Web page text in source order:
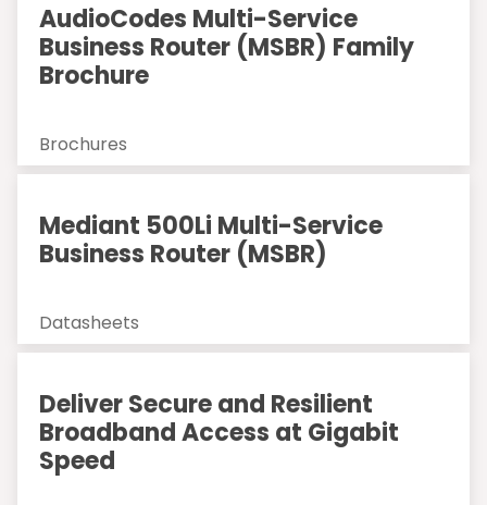
AudioCodes Multi-Service
Business Router (MSBR) Family
Brochure
Brochures
Mediant 500Li Multi-Service
Business Router (MSBR)
Datasheets
Deliver Secure and Resilient
Broadband Access at Gigabit
Speed